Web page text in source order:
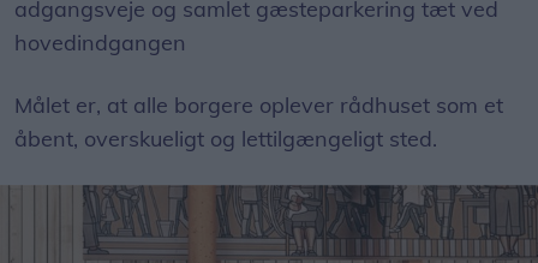
adgangsveje og samlet gæsteparkering tæt ved
hovedindgangen
Målet er, at alle borgere oplever rådhuset som et
åbent, overskueligt og lettilgængeligt sted.